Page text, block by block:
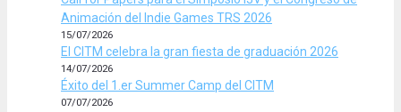
Animación del Indie Games TRS 2026
15/07/2026
El CITM celebra la gran fiesta de graduación 2026
14/07/2026
Éxito del 1.er Summer Camp del CITM
07/07/2026